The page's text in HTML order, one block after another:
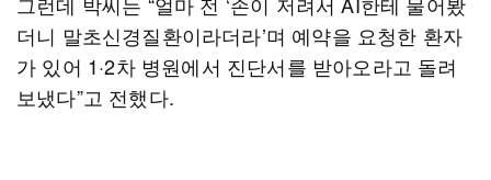
더니 말초신경질환이라더라’며 예약을 요청한 환자
가 있어 1·2차 병원에서 진단서를 받아오라고 돌려
보냈다”고 전했다.